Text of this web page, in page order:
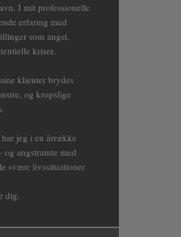
I mit professionelle
erfaring med
som angst,
kriser.
klienter brydes
og kropslige
jeg i en årrække
og angstramte med
svære livssituationer
dig.